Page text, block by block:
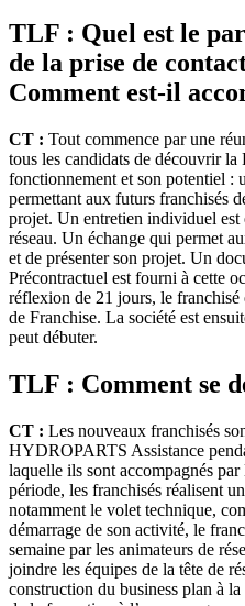
TLF : Quel est le
de la prise de
Comment est-il
CT : Tout commence par une
tous les candidats de découvrir la
fonctionnement et son potentiel :
permettant aux futurs franchisés
projet. Un entretien individuel est
réseau. Un échange qui permet
et de présenter son projet. Un
Précontractuel est fourni à cette
réflexion de 21 jours, le
de Franchise. La société est
peut débuter.
TLF : Comment se
CT : Les nouveaux franchisés
HYDROPARTS Assistance
laquelle ils sont accompagnés
période, les franchisés réalisent
notamment le volet technique,
démarrage de son activité, le
semaine par les animateurs de
joindre les équipes de la tête de
construction du business plan à